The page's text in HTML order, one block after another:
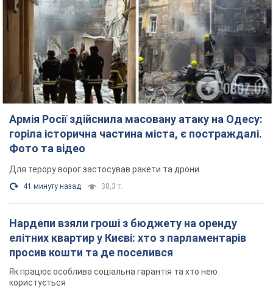
Армія Росії здійснила масовану атаку на Одесу:
горіла історична частина міста, є постраждалі.
Фото та відео
Для терору ворог застосував ракети та дрони
41 минуту назад 38,3 т.
Нардепи взяли гроші з бюджету на оренду
елітних квартир у Києві: хто з парламентарів
просив кошти та де поселився
Як працює особлива соціальна гарантія та хто нею
користується